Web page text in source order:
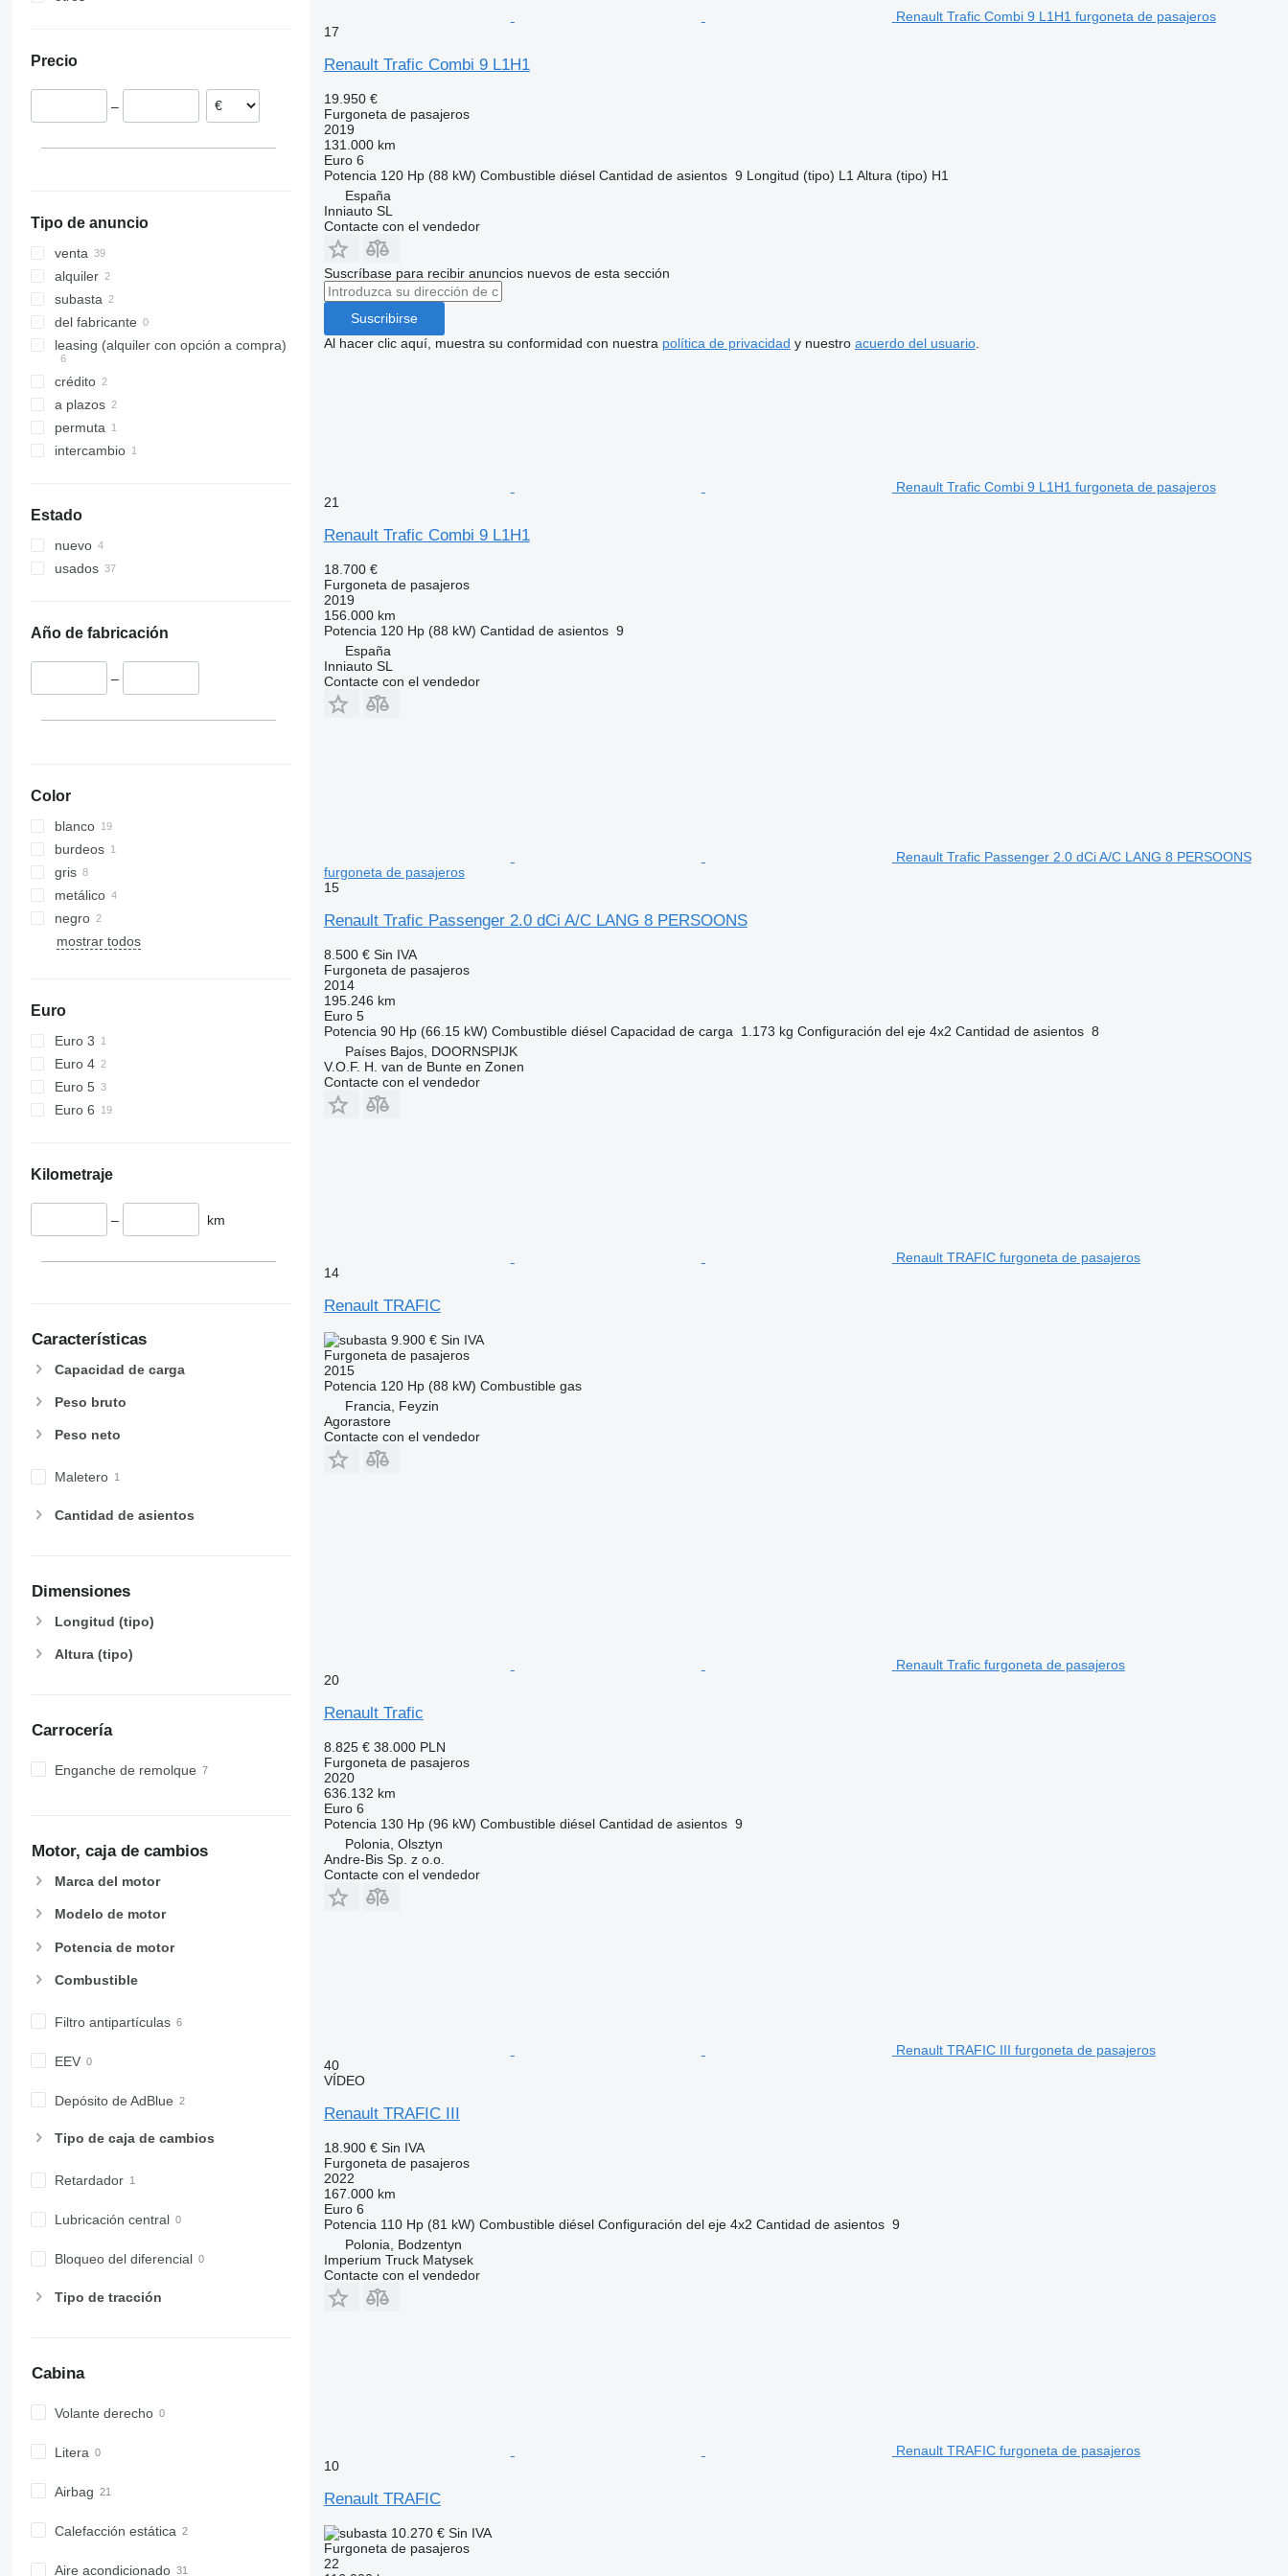
Alemania
Chequia
Precio
–
Tipo de anuncio
venta
alquiler
subasta
del fabricante
leasing (alquiler con opción a compra)
crédito
a plazos
permuta
intercambio
Estado
nuevo
usados
Año de fabricación
–
Color
blanco
burdeos
gris
metálico
negro
mostrar todos
Euro
Euro 3
Euro 4
Euro 5
Euro 6
Kilometraje
– km
Características
Capacidad de carga
Peso bruto
Peso neto
Maletero
Cantidad de asientos
Dimensiones
Longitud (tipo)
Altura (tipo)
Carrocería
Enganche de remolque
Motor, caja de cambios
Marca del motor
Modelo de motor
Potencia de motor
Combustible
Filtro antipartículas
EEV
Depósito de AdBlue
Tipo de caja de cambios
Retardador
Lubricación central
Bloqueo del diferencial
Tipo de tracción
Cabina
Volante derecho
Litera
Airbag
Calefacción estática
Aire acondicionado
Renault Trafic Combi 9 L1H1 furgoneta de pasajeros
17
Renault Trafic Combi 9 L1H1
19.950 €
Furgoneta de pasajeros
2019
131.000 km
Euro 6
Potencia 120 Hp (88 kW) Combustible diésel Cantidad de asientos 9 Longitud (tipo) L1 Altura (tipo) H1
España
Inniauto SL
Contacte con el vendedor
Suscríbase para recibir anuncios nuevos de esta sección
Suscribirse
Al hacer clic aquí, muestra su conformidad con nuestra política de privacidad y nuestro acuerdo del usuario.
Renault Trafic Combi 9 L1H1 furgoneta de pasajeros
21
Renault Trafic Combi 9 L1H1
18.700 €
Furgoneta de pasajeros
2019
156.000 km
Potencia 120 Hp (88 kW) Cantidad de asientos 9
España
Inniauto SL
Contacte con el vendedor
Renault Trafic Passenger 2.0 dCi A/C LANG 8 PERSOONS
furgoneta de pasajeros
15
Renault Trafic Passenger 2.0 dCi A/C LANG 8 PERSOONS
8.500 € Sin IVA
Furgoneta de pasajeros
2014
195.246 km
Euro 5
Potencia 90 Hp (66.15 kW) Combustible diésel Capacidad de carga 1.173 kg Configuración del eje 4x2 Cantidad de asientos 8
Países Bajos, DOORNSPIJK
V.O.F. H. van de Bunte en Zonen
Contacte con el vendedor
Renault TRAFIC furgoneta de pasajeros
14
Renault TRAFIC
9.900 € Sin IVA
Furgoneta de pasajeros
2015
Potencia 120 Hp (88 kW) Combustible gas
Francia, Feyzin
Agorastore
Contacte con el vendedor
Renault Trafic furgoneta de pasajeros
20
Renault Trafic
8.825 € 38.000 PLN
Furgoneta de pasajeros
2020
636.132 km
Euro 6
Potencia 130 Hp (96 kW) Combustible diésel Cantidad de asientos 9
Polonia, Olsztyn
Andre-Bis Sp. z o.o.
Contacte con el vendedor
Renault TRAFIC III furgoneta de pasajeros
40
VÍDEO
Renault TRAFIC III
18.900 € Sin IVA
Furgoneta de pasajeros
2022
167.000 km
Euro 6
Potencia 110 Hp (81 kW) Combustible diésel Configuración del eje 4x2 Cantidad de asientos 9
Polonia, Bodzentyn
Imperium Truck Matysek
Contacte con el vendedor
Renault TRAFIC furgoneta de pasajeros
10
Renault TRAFIC
10.270 € Sin IVA
Furgoneta de pasajeros
22